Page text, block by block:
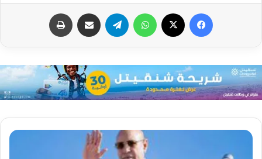
فيسبوك واتساب تيلقرام مشاركة عبر البريد